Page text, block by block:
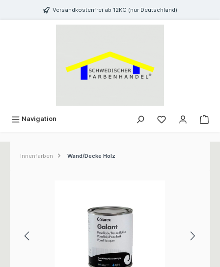
springen Versandkostenfrei ab 12KG (nur Deutschland)
Navigation
Innenfarben Wand/Decke Holz